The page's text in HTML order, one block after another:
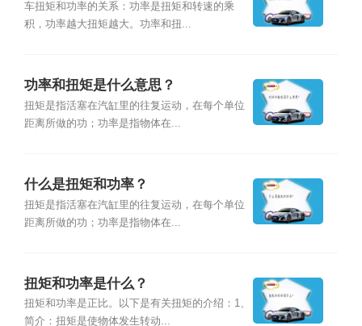
车扭矩和功率的关系：功率是扭矩和转速的乘
积，功率越大扭矩越大。功率和扭...
功率和扭矩是什么意思？
扭矩是指活塞在汽缸里的往复运动，在每个单位
距离所做的功；功率是指物体在...
什么是扭矩和功率？
扭矩是指活塞在汽缸里的往复运动，在每个单位
距离所做的功；功率是指物体在...
扭矩和功率是什么？
扭矩和功率是正比。以下是有关扭矩的介绍：1、
简介：扭矩是使物体发生转动...